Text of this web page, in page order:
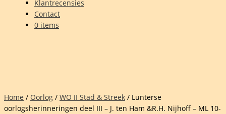
Klantrecensies
Contact
0 items
Home / Oorlog / WO II Stad & Streek / Lunterse
oorlogsherinneringen deel III – J. ten Ham &R.H. Nijhoff – ML 10-